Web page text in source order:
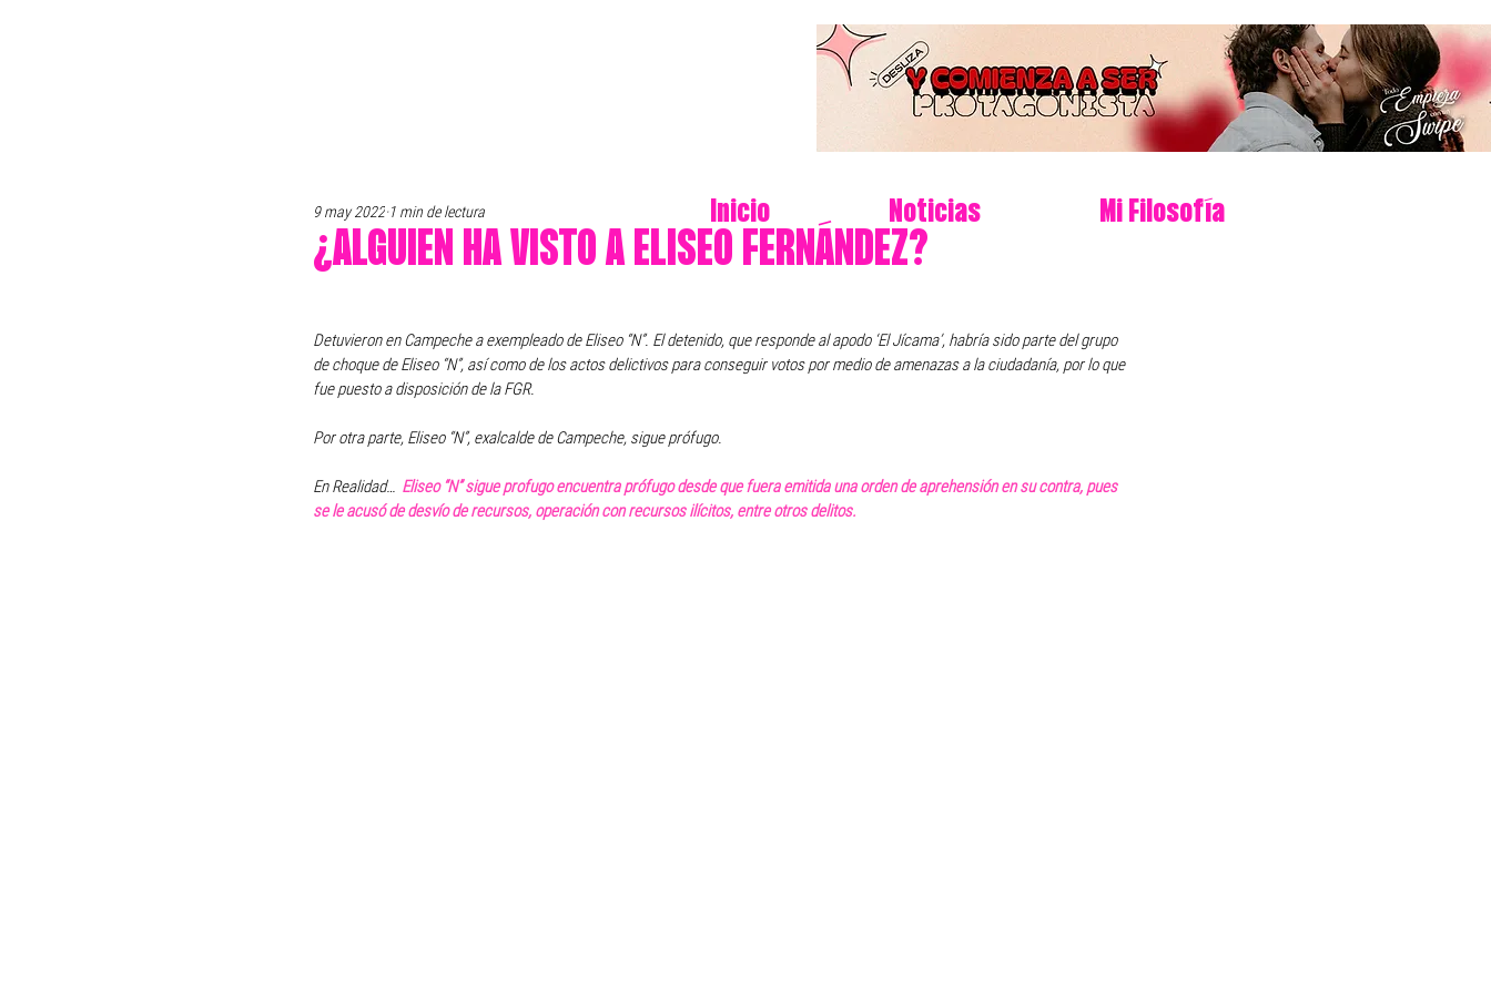
¿ALGUIEN HA VISTO A ELISEO FERNÁNDEZ?
9 may 20221 min de lectura
Detuvieron en Campeche a exempleado de Eliseo “N”. El detenido, que responde al apodo ‘El Jícama’, habría sido parte del grupo
de choque de Eliseo “N”, así como de los actos delictivos para conseguir votos por medio de amenazas a la ciudadanía, por lo que
fue puesto a disposición de la FGR.
Por otra parte, Eliseo “N”, exalcalde de Campeche, sigue prófugo.
En Realidad… Eliseo “N” sigue profugo encuentra prófugo desde que fuera emitida una orden de aprehensión en su contra, pues
se le acusó de desvío de recursos, operación con recursos ilícitos, entre otros delitos.
Inicio Noticias Mi Filosofía